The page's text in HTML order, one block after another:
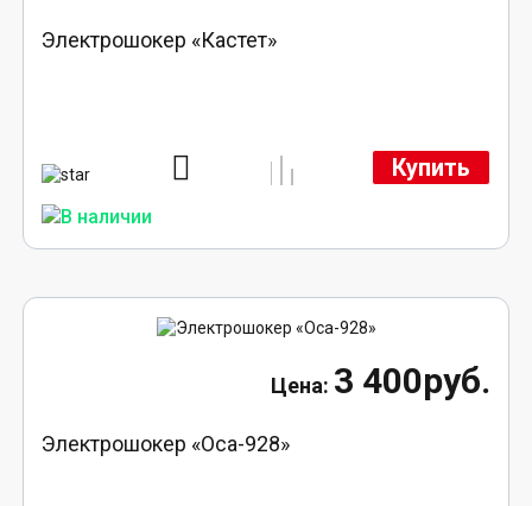
Электрошокер «Кастет»
Купить
3 400руб.
Электрошокер «Оса-928»